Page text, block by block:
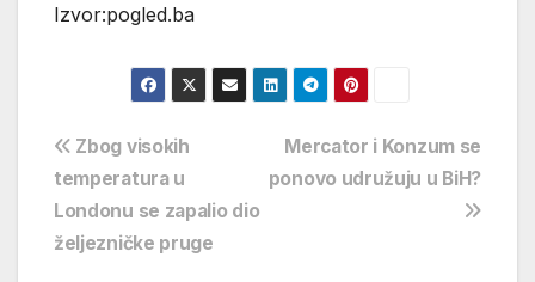
Izvor:pogled.ba
Navigacija
objava
Mercator i Konzum se
ponovo udružuju u BiH?
Zbog visokih
temperatura u
Londonu se zapalio dio
željezničke pruge